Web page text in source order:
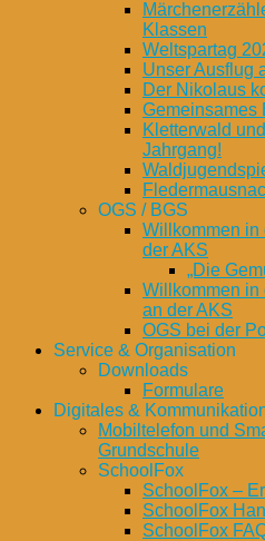
Klassen
Weltspartag
Unser Ausflug
Der Nikolaus
Gemeinsames
Kletterwald
Jahrgang!
OGS / BGS
Willkommen in
der AKS
„Die
Willkommen in
an der AKS
OGS bei der
Service & Organisation
Downloads
Formulare
Digitales &
Mobiltelefon und
Grundschule
SchoolFox
SchoolFox –
SchoolFox
SchoolFox